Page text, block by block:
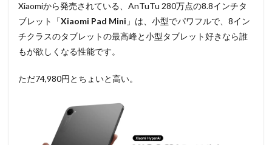
Xiaomiから発売されている、AnTuTu 280万点の8.8インチタ
ブレット「Xiaomi Pad Mini 」は、小型でパワフルで、8イン
チクラスのタブレットの最高峰と小型タブレット好きなら誰
もが欲しくなる性能です。
ただ74,980円とちょいと高い。